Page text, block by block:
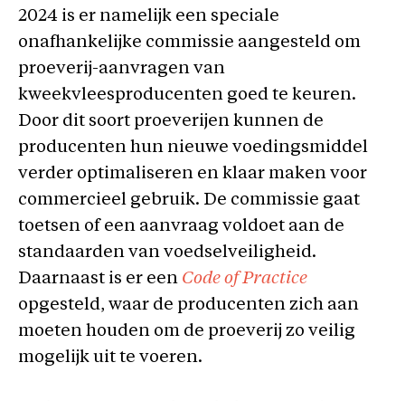
2024 is er namelijk een speciale
onafhankelijke commissie aangesteld om
proeverij-aanvragen van
kweekvleesproducenten goed te keuren.
Door dit soort proeverijen kunnen de
producenten hun nieuwe voedingsmiddel
verder optimaliseren en klaar maken voor
commercieel gebruik. De commissie gaat
toetsen of een aanvraag voldoet aan de
standaarden van voedselveiligheid.
Daarnaast is er een Code of Practice
opgesteld, waar de producenten zich aan
moeten houden om de proeverij zo veilig
mogelijk uit te voeren.